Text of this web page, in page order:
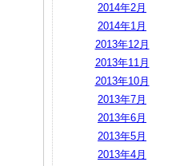
2014年2月
2014年1月
2013年12月
2013年11月
2013年10月
2013年7月
2013年6月
2013年5月
2013年4月